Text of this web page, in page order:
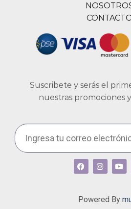
Suscribete y serás el
nuestras promociones
Powered By